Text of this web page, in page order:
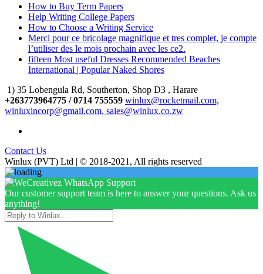
How to Buy Term Papers
Help Writing College Papers
How to Choose a Writing Service
Merci pour ce bricolage magnifique et tres complet, je compte
l’utiliser des le mois prochain avec les ce2.
fifteen Most useful Dresses Recommended Beaches
International | Popular Naked Shores
1) 35 Lobengula Rd, Southerton, Shop D3 , Harare
+263773964775 / 0714 755559 winlux@rocketmail.com,
winluxincorp@gmail.com, sales@winlux.co.zw
Contact Us
Winlux (PVT) Ltd | © 2018-2021, All rights reserved
Our customer support team is here to answer your questions. Ask us
anything!